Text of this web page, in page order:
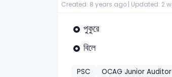
Created: 8 years ago | Updated: 2
পুকুরে
বিলে
PSC OCAG Junior